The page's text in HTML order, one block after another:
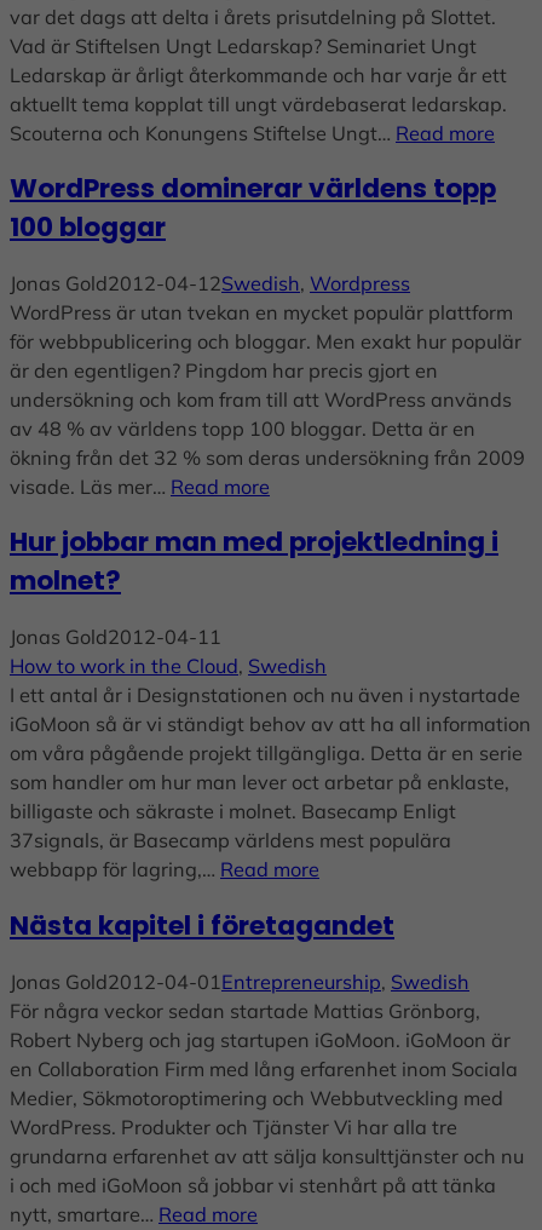
var det dags att delta i årets prisutdelning på Slottet.
Vad är Stiftelsen Ungt Ledarskap? Seminariet Ungt
Ledarskap är årligt återkommande och har varje år ett
aktuellt tema kopplat till ungt värdebaserat ledarskap.
Scouterna och Konungens Stiftelse Ungt… Read more
WordPress dominerar världens topp
100 bloggar
Jonas Gold2012-04-12Swedish, Wordpress
WordPress är utan tvekan en mycket populär plattform
för webbpublicering och bloggar. Men exakt hur populär
är den egentligen? Pingdom har precis gjort en
undersökning och kom fram till att WordPress används
av 48 % av världens topp 100 bloggar. Detta är en
ökning från det 32 % som deras undersökning från 2009
visade. Läs mer… Read more
Hur jobbar man med projektledning i
molnet?
Jonas Gold2012-04-11
How to work in the Cloud, Swedish
I ett antal år i Designstationen och nu även i nystartade
iGoMoon så är vi ständigt behov av att ha all information
om våra pågående projekt tillgängliga. Detta är en serie
som handler om hur man lever oct arbetar på enklaste,
billigaste och säkraste i molnet. Basecamp Enligt
37signals, är Basecamp världens mest populära
webbapp för lagring,… Read more
Nästa kapitel i företagandet
Jonas Gold2012-04-01 Entrepreneurship, Swedish
För några veckor sedan startade Mattias Grönborg,
Robert Nyberg och jag startupen iGoMoon. iGoMoon är
en Collaboration Firm med lång erfarenhet inom Sociala
Medier, Sökmotoroptimering och Webbutveckling med
WordPress. Produkter och Tjänster Vi har alla tre
grundarna erfarenhet av att sälja konsulttjänster och nu
i och med iGoMoon så jobbar vi stenhårt på att tänka
nytt, smartare… Read more